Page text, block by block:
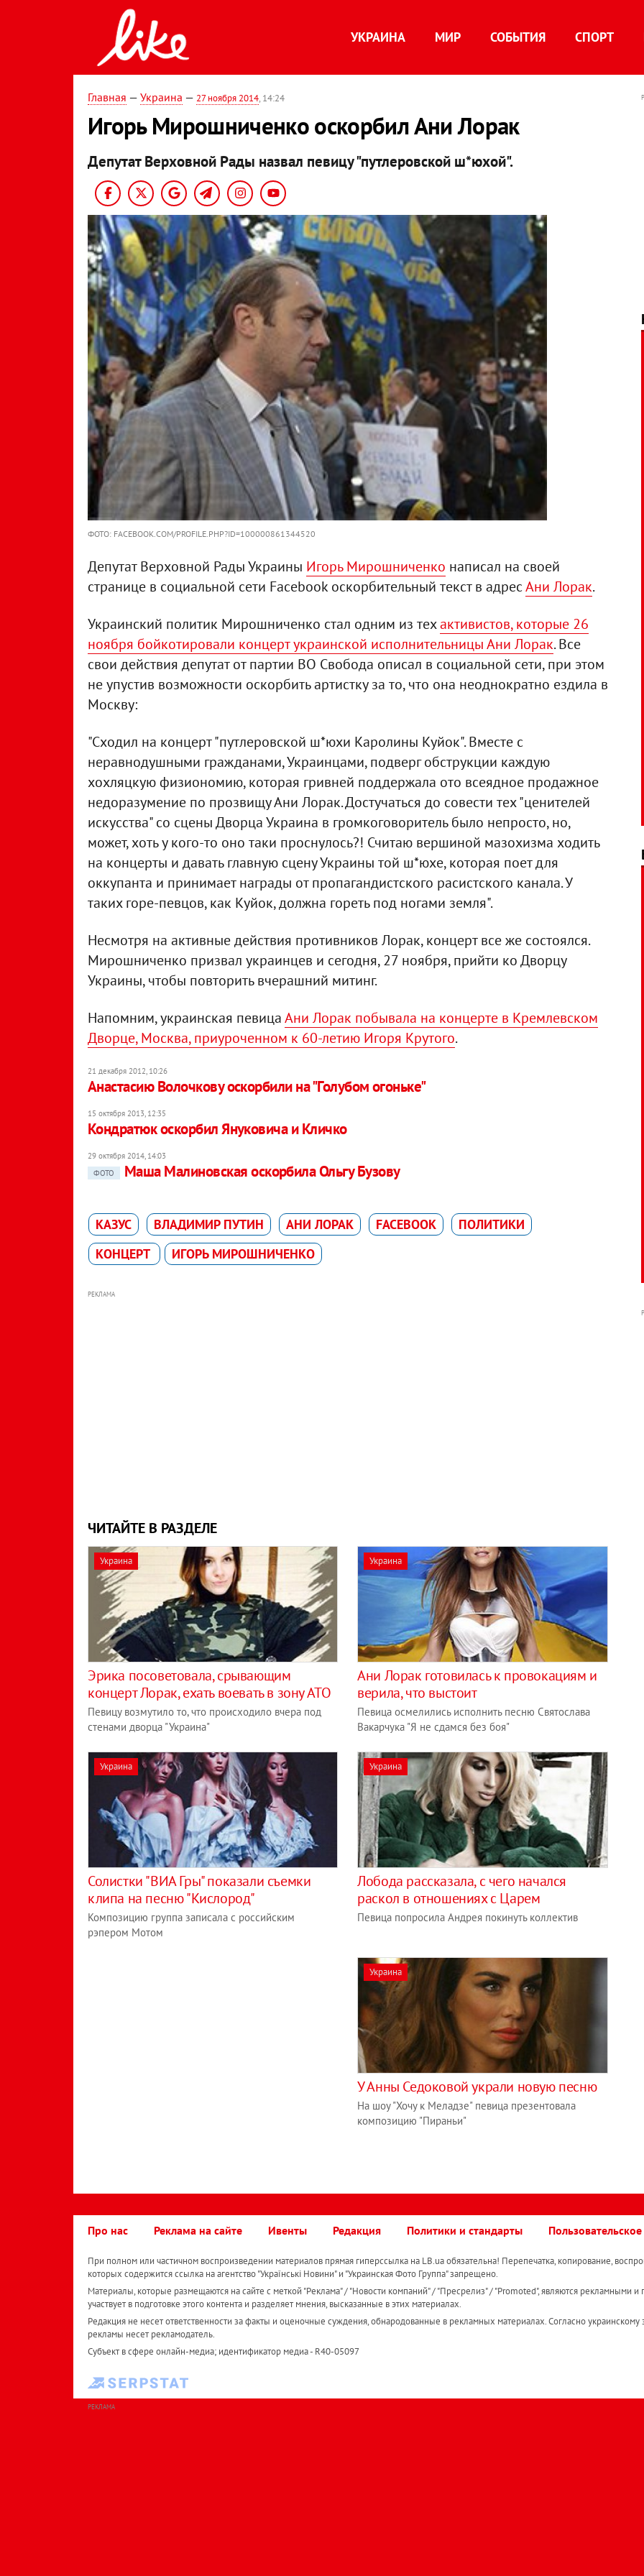
УКРАИНА МИР СОБЫТИЯ СПОРТ
Главная — Украина — 27 ноября 2014, 14:24
Игорь Мирошниченко оскорбил Ани Лорак
Депутат Верховной Рады назвал певицу "путлеровской ш*юхой".
ФОТО: FACEBOOK.COM/PROFILE.PHP?ID=100000861344520
Депутат Верховной Рады Украины Игорь Мирошниченко написал на своей
странице в социальной сети Facebook оскорбительный текст в адресАни Лорак.
Украинский политик Мирошниченко стал одним из техактивистов, которые 26
ноября бойкотировали концерт украинской исполнительницы Ани Лорак. Все
свои действия депутат от партии ВО Свобода описал в социальной сети, при этом
не упустив возможности оскорбить артистку за то, что она неоднократно ездила в
Москву:
"Сходил на концерт "путлеровской ш*юхи Каролины Куйок". Вместе с
неравнодушными гражданами, Украинцами, подверг обструкции каждую
хохляцкую физиономию, которая гривней поддержала ото всеядное продажное
недоразумение по прозвищу Ани Лорак. Достучаться до совести тех "ценителей
искусства" со сцены Дворца Украина в громкоговоритель было непросто, но,
может, хоть у кого-то оно таки проснулось?! Считаю вершиной мазохизма ходить
на концерты и давать главную сцену Украины той ш*юхе, которая поет для
оккупанта и принимает награды от пропагандистского расистского канала. У
таких горе-певцов, как Куйок, должна гореть под ногами земля".
Несмотря на активные действия противников Лорак, концерт все же состоялся.
Мирошниченко призвал украинцев и сегодня, 27 ноября, прийти ко Дворцу
Украины, чтобы повторить вчерашний митинг.
Напомним, украинская певицаАни Лорак побывала на концерте в Кремлевском
Дворце, Москва, приуроченном к 60-летию Игоря Крутого.
21 декабря 2012, 10:26
Анастасию Волочкову оскорбили на "Голубом огоньке"
15 октября 2013, 12:35
Кондратюк оскорбил Януковича и Кличко
29 октября 2014, 14:03
ФОТО
Маша Малиновская оскорбила Ольгу Бузову
КАЗУС ВЛАДИМИР ПУТИН АНИ ЛОРАК FACEBOOK
ПОЛИТИКИ
КОНЦЕРТ
ИГОРЬ МИРОШНИЧЕНКО
РЕКЛАМА
ЧИТАЙТЕ В РАЗДЕЛЕ
Украина
Эрика посоветовала, срывающим
концерт Лорак, ехать воевать в зону АТО
Певицу возмутило то, что происходило вчера под
стенами дворца "Украина"
Украина
Ани Лорак готовилась к провокациям и
верила, что выстоит
Певица осмелились исполнить песню Святослава
Вакарчука "Я не сдамся без боя"
Украина
Солистки "ВИА Гры" показали съемки
клипа на песню "Кислород"
Композицию группа записала с российским
рэпером Мотом
Украина
Лобода рассказала, с чего начался
раскол в отношениях с Царем
Певица попросила Андрея покинуть коллектив
Украина
У Анны Седоковой украли новую песню
На шоу "Хочу к Меладзе" певица презентовала
композицию "Пираньи"
Про нас Реклама на сайте Ивенты Редакция Политики и стандарты
При полном или частичном воспроизведении материалов прямая гиперссылка на LB.ua обязательна! Перепечатка, копирование,
которых содержится ссылка на агентство "Українськi Новини" и "Украинская Фото Группа" запрещено.
Материалы, которые размещаются на сайте с меткой "Реклама" / "Новости компаний" / "Пресрелиз" / "Promoted", являются рекламными и
участвует в подготовке этого контента и разделяет мнения, высказанные в этих материалах.
Редакция не несет ответственности за факты и оценочные суждения, обнародованные в рекламных материалах. Согласно украинскому
рекламы несет рекламодатель.
Субъект в сфере онлайн-медиа; идентификатор медиа - R40-05097
РЕКЛАМА